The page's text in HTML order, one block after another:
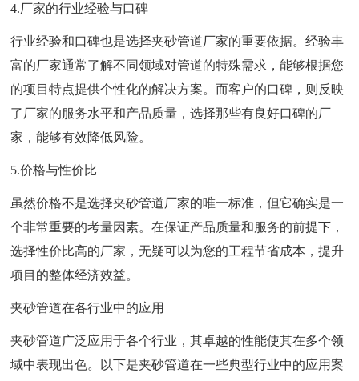
4.厂家的行业经验与口碑
行业经验和口碑也是选择夹砂管道厂家的重要依据。经验丰
富的厂家通常了解不同领域对管道的特殊需求，能够根据您
的项目特点提供个性化的解决方案。而客户的口碑，则反映
了厂家的服务水平和产品质量，选择那些有良好口碑的厂
家，能够有效降低风险。
5.价格与性价比
虽然价格不是选择夹砂管道厂家的唯一标准，但它确实是一
个非常重要的考量因素。在保证产品质量和服务的前提下，
选择性价比高的厂家，无疑可以为您的工程节省成本，提升
项目的整体经济效益。
夹砂管道在各行业中的应用
夹砂管道广泛应用于各个行业，其卓越的性能使其在多个领
域中表现出色。以下是夹砂管道在一些典型行业中的应用案